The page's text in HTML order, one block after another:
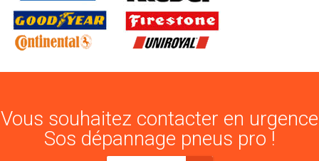
Vous souhaitez contacter en urgence
Sos dépannage pneus pro !